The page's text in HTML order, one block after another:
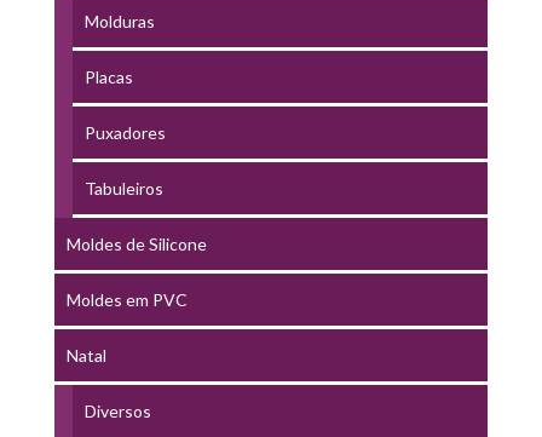
Molduras
Placas
Puxadores
Tabuleiros
Moldes de Silicone
Moldes em PVC
Natal
Diversos